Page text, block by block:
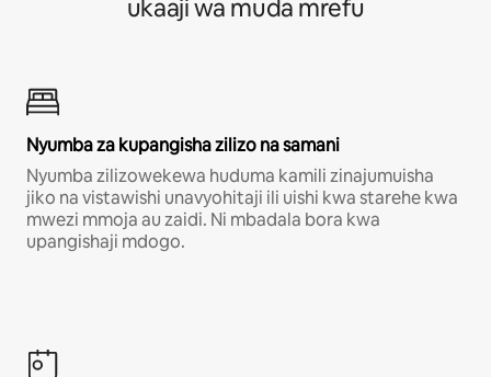
ukaaji wa muda mrefu
Nyumba za kupangisha zilizo na samani
Nyumba zilizowekewa huduma kamili zinajumuisha
jiko na vistawishi unavyohitaji ili uishi kwa starehe kwa
mwezi mmoja au zaidi. Ni mbadala bora kwa
upangishaji mdogo.